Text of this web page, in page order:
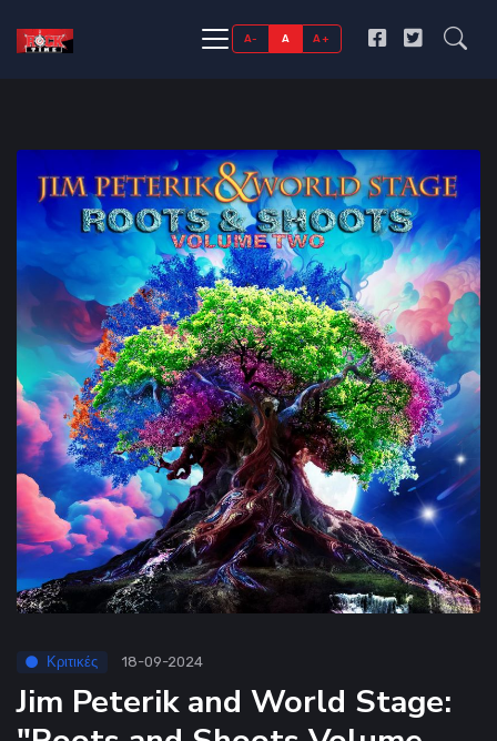
A- A A+
Κριτικές 18-09-2024
Jim Peterik and World Stage: